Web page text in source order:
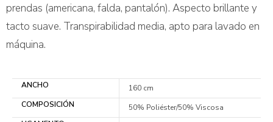
prendas (americana, falda, pantalón). Aspecto brillante y
tacto suave. Transpirabilidad media, apto para lavado en
máquina.
ANCHO
160 cm
COMPOSICIÓN
50% Poliéster/50% Viscosa